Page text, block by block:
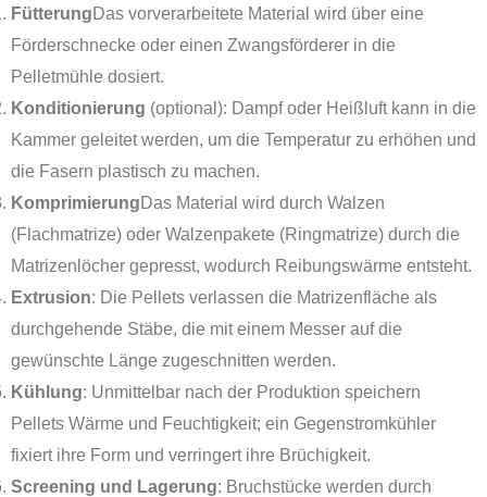
FütterungDas vorverarbeitete Material wird über eine
Förderschnecke oder einen Zwangsförderer in die
Pelletmühle dosiert.
Konditionierung (optional): Dampf oder Heißluft kann in die
Kammer geleitet werden, um die Temperatur zu erhöhen und
die Fasern plastisch zu machen.
KomprimierungDas Material wird durch Walzen
(Flachmatrize) oder Walzenpakete (Ringmatrize) durch die
Matrizenlöcher gepresst, wodurch Reibungswärme entsteht.
Extrusion: Die Pellets verlassen die Matrizenfläche als
durchgehende Stäbe, die mit einem Messer auf die
gewünschte Länge zugeschnitten werden.
Kühlung: Unmittelbar nach der Produktion speichern
Pellets Wärme und Feuchtigkeit; ein Gegenstromkühler
fixiert ihre Form und verringert ihre Brüchigkeit.
Screening und Lagerung: Bruchstücke werden durch